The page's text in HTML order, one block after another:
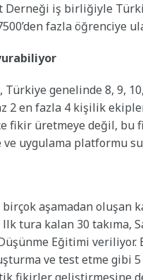
Derneği iş birliğiyle
fazla öğrenciye
genelinde 8, 9,
az 2 en fazla 4 kişilik
fikir üretmeye değil, bu
uygulama platformu
aşamadan oluşan
tura kalan 30 takıma,
Eğitimi
ve test etme gibi 5